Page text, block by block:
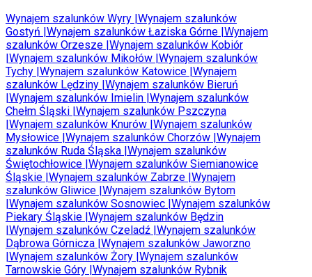
Wynajem szalunków Wyry Wynajem szalunków
Gostyń Wynajem szalunków Łaziska Górne Wynajem
szalunków Orzesze Wynajem szalunków Kobiór
Wynajem szalunków Mikołów Wynajem szalunków
Tychy Wynajem szalunków Katowice Wynajem
szalunków Lędziny Wynajem szalunków Bieruń
Wynajem szalunków Imielin Wynajem szalunków
Chełm Śląski Wynajem szalunków Pszczyna
Wynajem szalunków Knurów Wynajem szalunków
Mysłowice Wynajem szalunków Chorzów Wynajem
szalunków Ruda Śląska Wynajem szalunków
Świętochłowice Wynajem szalunków Siemianowice
Śląskie Wynajem szalunków Zabrze Wynajem
szalunków Gliwice Wynajem szalunków Bytom
Wynajem szalunków Sosnowiec Wynajem szalunków
Piekary Śląskie Wynajem szalunków Będzin
Wynajem szalunków Czeladź Wynajem szalunków
Dąbrowa Górnicza Wynajem szalunków Jaworzno
Wynajem szalunków Żory Wynajem szalunków
Tarnowskie Góry Wynajem szalunków Rybnik